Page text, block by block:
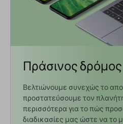
Πράσινος δρόμος
Βελτιώνουμε συνεχώς το
προστατεύσουμε τον
περισσότερα για το πώς
διαδικασίες μας ώστε να το